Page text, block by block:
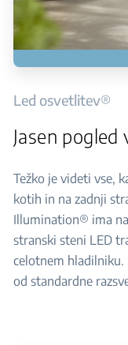
Led osvetlitev®
Jasen
Težko je videti vse,
kotih in na zadnji
Illumination® ima
stranski steni LED
celotnem hladilniku.
od standardne